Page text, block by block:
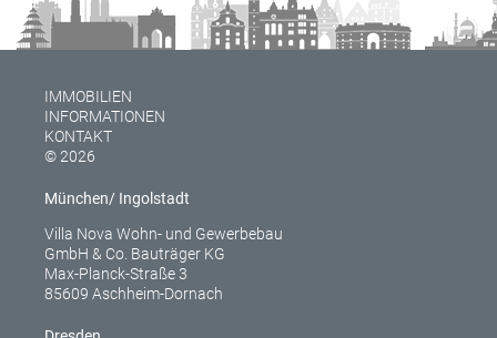
IMMOBILIEN
INFORMATIONEN
KONTAKT
© 2026
München/ Ingolstadt
Villa Nova Wohn- und Gewerbebau
GmbH & Co. Bauträger KG
Max-Planck-Straße 3
85609 Aschheim-Dornach